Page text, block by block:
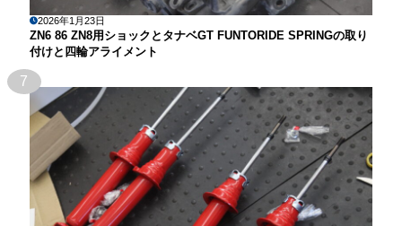
2026年1月23日
ZN6 86 ZN8用ショックとタナベGT FUNTORIDE SPRINGの取り
付けと四輪アライメント
7